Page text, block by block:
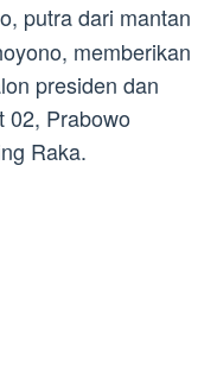
putra dari mantan
memberikan
presiden dan
02, Prabowo
Raka.